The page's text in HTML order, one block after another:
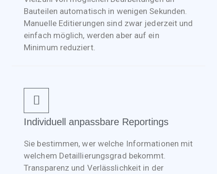
Bauteilen automatisch in wenigen Sekunden.
Manuelle Editierungen sind zwar jederzeit und
einfach möglich, werden aber auf ein
Minimum reduziert.
Individuell anpassbare Reportings
Sie bestimmen, wer welche Informationen mit
welchem Detaillierungsgrad bekommt.
Transparenz und Verlässlichkeit in der